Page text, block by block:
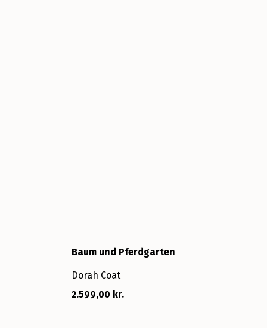
Baum und Pferdgarten
Dorah Coat
2.599,00 kr.